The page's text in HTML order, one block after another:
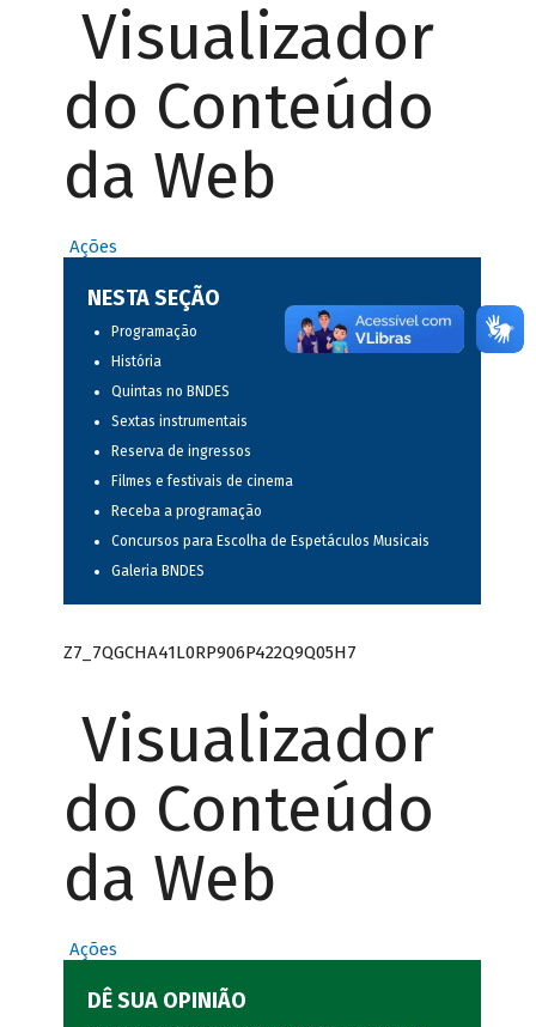
Visualizador
do Conteúdo
da Web
Ações
NESTA SEÇÃO
Programação
História
Quintas no BNDES
Sextas instrumentais
Reserva de ingressos
Filmes e festivais de cinema
Receba a programação
Concursos para Escolha de Espetáculos Musicais
Galeria BNDES
Z7_7QGCHA41L0RP906P422Q9Q05H7
Visualizador
do Conteúdo
da Web
Ações
DÊ SUA OPINIÃO